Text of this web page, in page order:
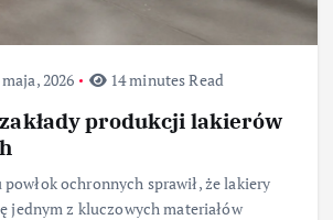
maja, 2026 14 minutes Read
produkcji lakierów
powłok ochronnych sprawił, że lakiery
jednym z kluczowych materiałów